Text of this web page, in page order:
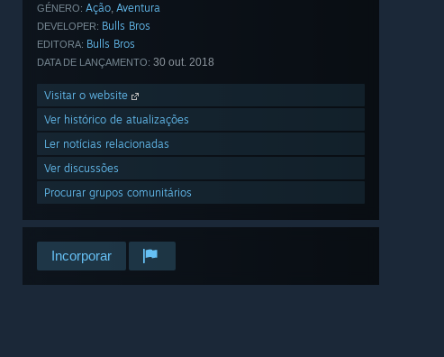
GÉNERO: Ação, Aventura
DEVELOPER: Bulls Bros
EDITORA: Bulls Bros
DATA DE LANÇAMENTO: 30 out. 2018
Visitar o website
Ver histórico de atualizações
Ler notícias relacionadas
Ver discussões
Procurar grupos comunitários
Incorporar